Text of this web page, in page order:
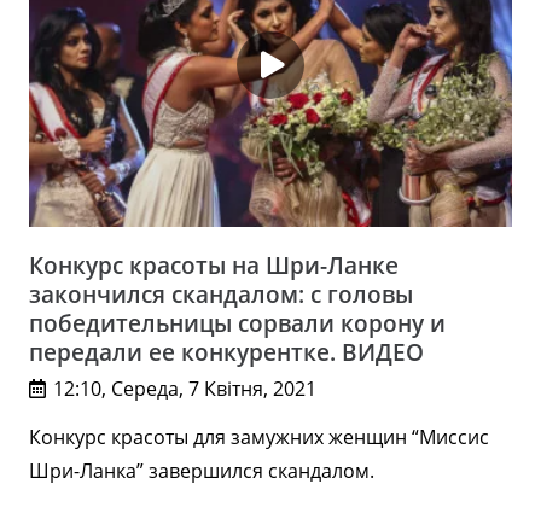
Конкурс красоты на Шри-Ланке
закончился скандалом: с головы
победительницы сорвали корону и
передали ее конкурентке. ВИДЕО
12:10, Середа, 7 Квітня, 2021
Конкурс красоты для замужних женщин “Миссис
Шри-Ланка” завершился скандалом.